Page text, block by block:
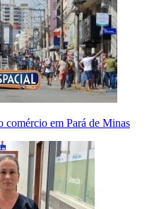
comércio em Pará de Minas